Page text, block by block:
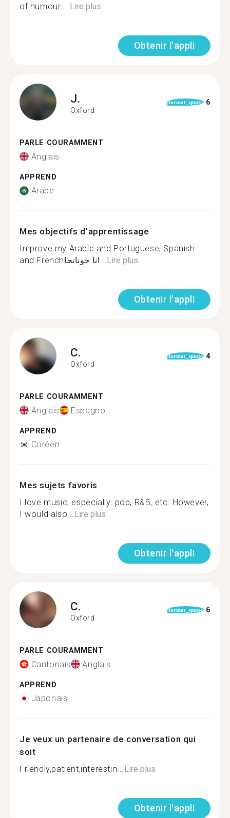
of humour....Lire plus
Obtenir l'appli
J.
Oxford
format_quote 6
PARLE COURAMMENT
Anglais
APPREND
Arabe
Mes objectifs d'apprentissage
Improve my Arabic and Portuguese, Spanish
and Frenchانا جوناتحا...Lire plus
Obtenir l'appli
C.
Oxford
format_quote 4
PARLE COURAMMENT
Anglais Espagnol
APPREND
Coréen
Mes sujets favoris
I love music, especially: pop, R&B, etc. However,
I would also...Lire plus
Obtenir l'appli
C.
Oxford
format_quote 6
PARLE COURAMMENT
Cantonais Anglais
APPREND
Japonais
Je veux un partenaire de conversation qui
soit
Friendly,patient,interestin...Lire plus
Obtenir l'appli